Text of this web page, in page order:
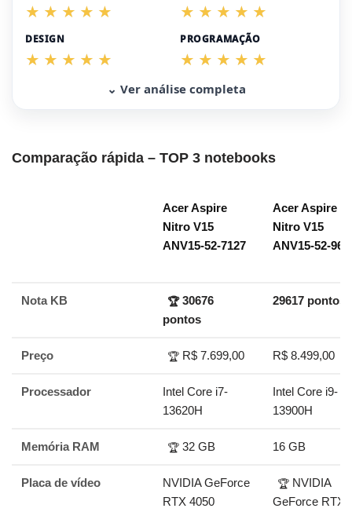
DESIGN PROGRAMAÇÃO
⌄ Ver análise completa
Comparação rápida – TOP 3 notebooks
Acer Aspire
Nitro V15
ANV15-52-7127
Acer Aspire
Nitro V15
ANV15-52-
Nota KB 🏆30676
pontos
29617 pontos
Preço 🏆 R$ 7.699,00 R$ 8.499,00
Processador
Intel Core i7-
13620H
Intel Core i9-
13900H
Memória RAM 🏆 32 GB 16 GB
Placa de vídeo
NVIDIA GeForce
RTX 4050
🏆 NVIDIA
GeForce RTX